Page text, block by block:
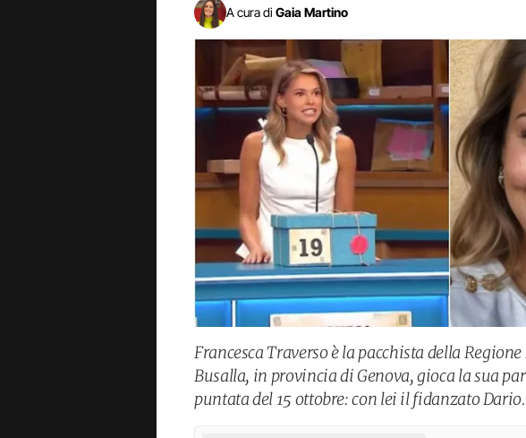
A cura di Gaia Martino
Francesca Traverso è la pacchista della
Busalla, in provincia di Genova, gioca la sua
puntata del 15 ottobre: con lei il fidanzato Dario.